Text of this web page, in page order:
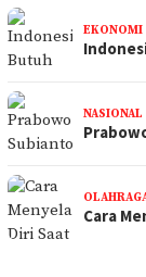
EKONOMI
NASIONAL
Cara